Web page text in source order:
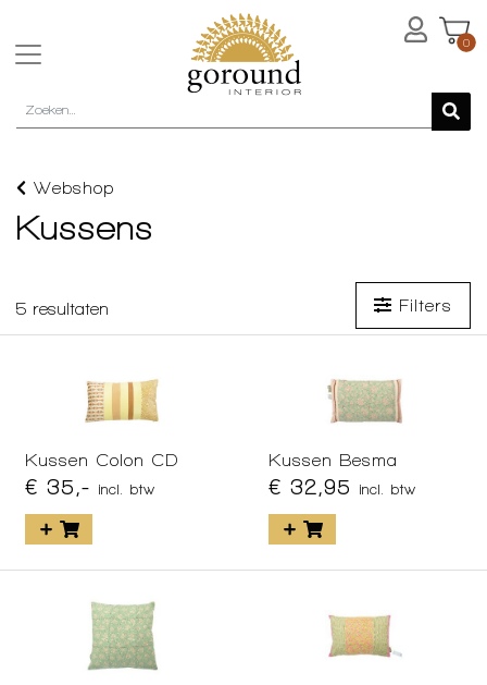
0
Webshop
Kussens
5 resultaten Filters
Kussen Colon CD
€ 35,- incl. btw
Kussen Besma
€ 32,95 incl. btw